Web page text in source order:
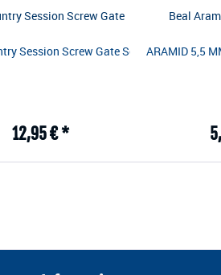
Einhängen eines Sicherungssystems
Sommertage. Durch einen Leinen-
Session Screw Gate
Session Screw Gate
12,95 € *
Beal
ARAMID 5,5